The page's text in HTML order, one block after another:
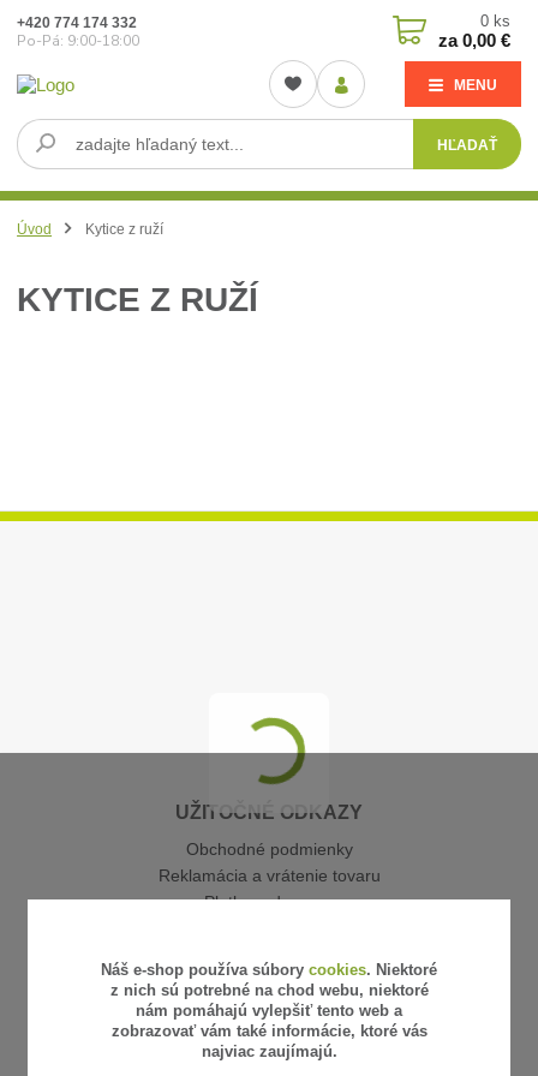
MENU
HĽADAŤ
+420 774 174 332
Po-Pá: 9:00-18:00
0 ks
za0,00 €
Úvod Kytice z ruží
KYTICE Z RUŽÍ
UŽITOČNÉ ODKAZY
Obchodné podmienky
Reklamácia a vrátenie tovaru
Platba a doprava
KONTAKTY
Náš e-shop používa súbory cookies. Niektoré
z nich sú potrebné na chod webu, niektoré
nám pomáhajú vylepšiť tento web a
zobrazovať vám také informácie, ktoré vás
najviac zaujímajú.